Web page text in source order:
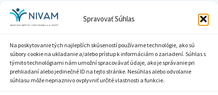
Spravovať Súhlas
Na poskytovanie tých najlepších skúseností používame technológie, ako sú
súbory cookie na ukladanie a/alebo prístup k informáciám o zariadení. Súhlas s
týmito technológiami nám umožní spracovávať údaje, ako je správanie pri
prehliadaní alebo jedinečné ID na tejto stránke. Nesúhlas alebo odvolanie
súhlasu môže nepriaznivo ovplyvniť určité vlastnosti a funkcie.
IČO: 00164348
DIČ: 2020798714
Zásady ochrany súkromia